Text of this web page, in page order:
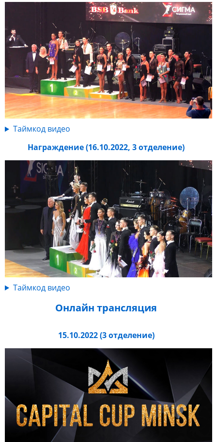
Таймкод видео
Награждение (16.10.2022, 3 отделение)
Таймкод видео
Онлайн трансляция
15.10.2022 (3 отделение)